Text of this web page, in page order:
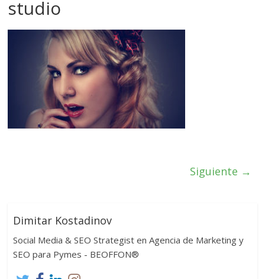
studio
Siguiente →
Dimitar Kostadinov
Social Media & SEO Strategist en Agencia de Marketing y
SEO para Pymes - BEOFFON®